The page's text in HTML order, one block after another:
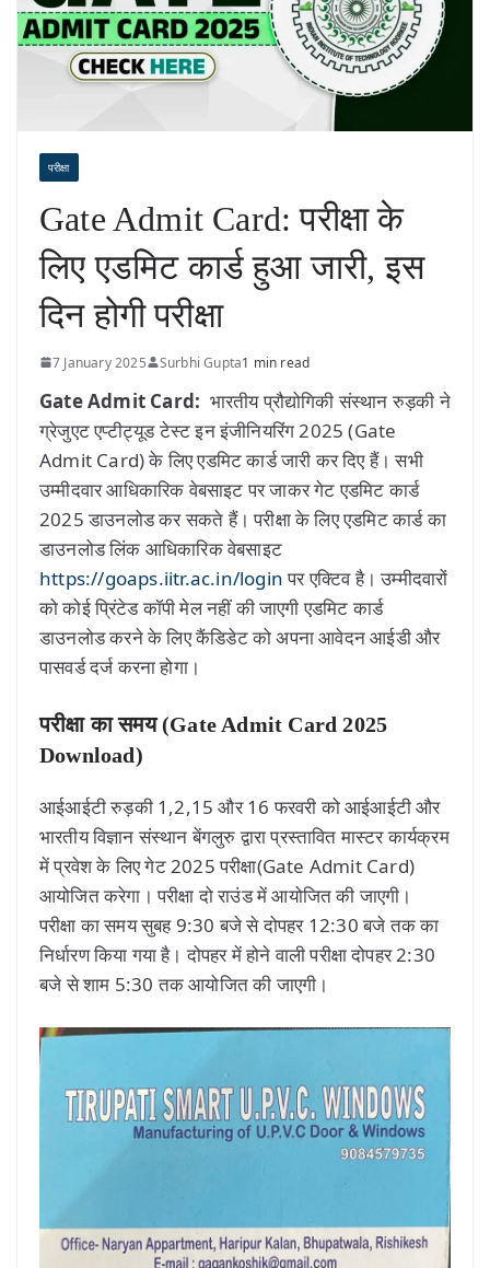
परीक्षा
Gate Admit Card: परीक्षा के
लिए एडमिट कार्ड हुआ जारी, इस
दिन होगी परीक्षा
7 January 2025 Surbhi Gupta1 min read
Gate Admit Card: भारतीय प्रौद्योगिकी संस्थान रुड़की ने
ग्रेजुएट एप्टीट्यूड टेस्ट इन इंजीनियरिंग 2025 (Gate
Admit Card) के लिए एडमिट कार्ड जारी कर दिए हैं। सभी
उम्मीदवार आधिकारिक वेबसाइट पर जाकर गेट एडमिट कार्ड
2025 डाउनलोड कर सकते हैं। परीक्षा के लिए एडमिट कार्ड का
डाउनलोड लिंक आधिकारिक वेबसाइट
https://goaps.iitr.ac.in/loginपर एक्टिव है। उम्मीदवारों
को कोई प्रिंटेड कॉपी मेल नहीं की जाएगी एडमिट कार्ड
डाउनलोड करने के लिए कैंडिडेट को अपना आवेदन आईडी और
पासवर्ड दर्ज करना होगा।
परीक्षा का समय(Gate Admit Card 2025
Download)
आईआईटी रुड़की 1,2,15 और 16 फरवरी को आईआईटी और
भारतीय विज्ञान संस्थान बेंगलुरु द्वारा प्रस्तावित मास्टर कार्यक्रम
में प्रवेश के लिए गेट 2025 परीक्षा(Gate Admit Card)
आयोजित करेगा। परीक्षा दो राउंड में आयोजित की जाएगी।
परीक्षा का समय सुबह 9:30 बजे से दोपहर 12:30 बजे तक का
निर्धारण किया गया है। दोपहर में होने वाली परीक्षा दोपहर 2:30
बजे से शाम 5:30 तक आयोजित की जाएगी।